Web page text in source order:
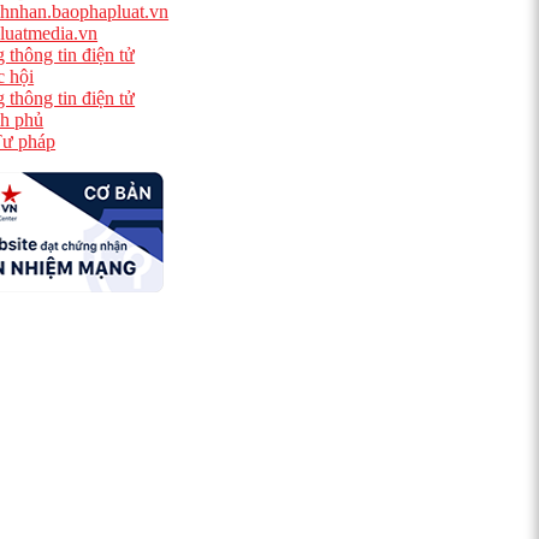
thông tin điện tử
hội
thông tin điện tử
phủ
pháp